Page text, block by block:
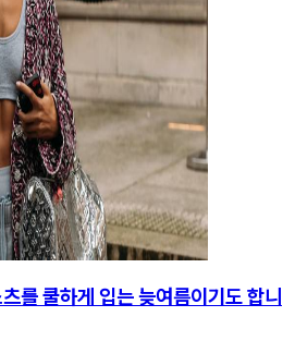
를 쿨하게 입는 늦여름이기도 합니